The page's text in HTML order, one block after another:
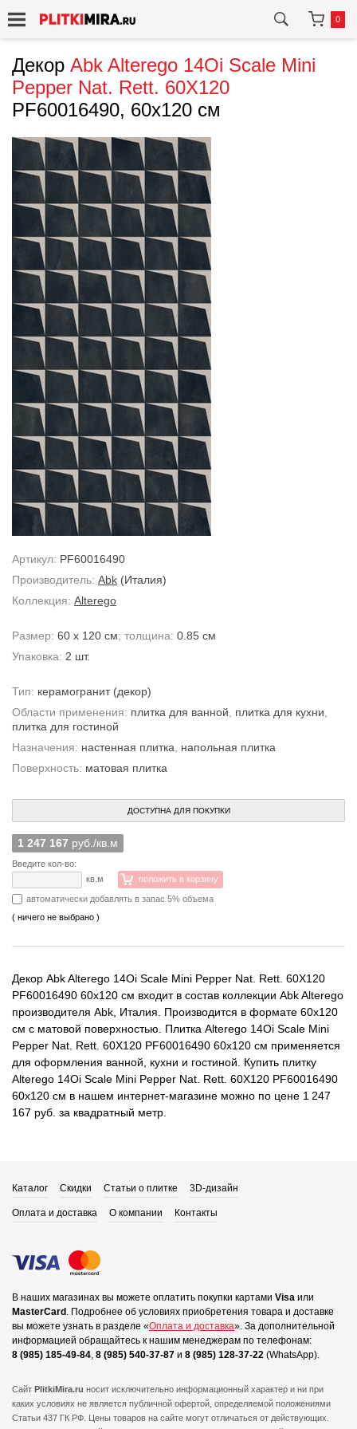
0
Декор Abk Alterego 14Oi Scale Mini
Pepper Nat. Rett. 60X120
PF60016490, 60x120 см
Артикул: PF60016490
Производитель: Abk (Италия)
Коллекция: Alterego
Размер: 60 x 120 см; толщина: 0.85 см
Упаковка: 2 шт.
Тип: керамогранит (декор)
Области применения: плитка для ванной плитка для кухни
плитка для гостиной
Назначения: настенная плитка
напольная плитка
Поверхность: матовая плитка
ДОСТУПНА ДЛЯ ПОКУПКИ
1 247 167 руб./кв.м
Введите кол-во:
кв.м
положить в корзину
автоматически добавлять в запас 5% объема
( ничего не выбрано )
Декор Abk Alterego 14Oi Scale Mini Pepper Nat. Rett. 60X120
PF60016490 60x120 см входит в состав коллекции Abk Alterego
производителя Abk, Италия. Производится в формате 60x120
см с матовой поверхностью. Плитка Alterego 14Oi Scale Mini
Pepper Nat. Rett. 60X120 PF60016490 60x120 см применяется
для оформления ванной, кухни и гостиной. Купить плитку
Alterego 14Oi Scale Mini Pepper Nat. Rett. 60X120 PF60016490
60x120 см в нашем интернет-магазине можно по цене 1 247
167 руб. за квадратный метр.
Каталог Скидки Статьи о плитке 3D-дизайн
Оплата и доставка О компании Контакты
В наших магазинах вы можете оплатить покупки картами Visa или
MasterCard . Подробнее об условиях приобретения товара и доставке
вы можете узнать в разделе «Оплата и доставка». За дополнительной
информацией обращайтесь к нашим менеджерам по телефонам:
8 (985) 185-49-84, 8 (985) 540-37-87 и 8 (985) 128-37-22 (WhatsApp).
Сайт PlitkiMira.ru носит исключительно информационный характер и ни при
каких условиях не является публичной офертой, определяемой положениями
Статьи 437 ГК РФ. Цены товаров на сайте могут отличаться от действующих.